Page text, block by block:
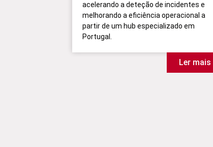
acelerando a deteção de incidentes e
melhorando a eficiência operacional a
partir de um hub especializado em
Portugal.
Ler mais